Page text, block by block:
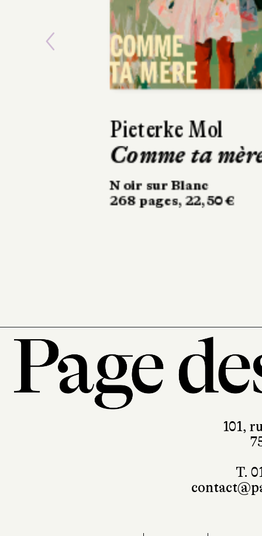
Ásta
Sigurdardóttir
Dehors, c’est
printemps
Previous
101,
T.